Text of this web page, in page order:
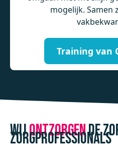
mogelijk. Samen
Training van
Wijontzorgende
zorgprofessionals